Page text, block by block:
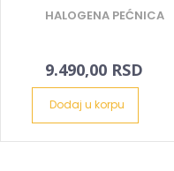
HALOGENA PEĆNICA
9.490,00 RSD
Dodaj u korpu